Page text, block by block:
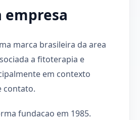
empresa
marca brasileira da area
a fitoterapia e
em contexto
contato.
fundacao em 1985.